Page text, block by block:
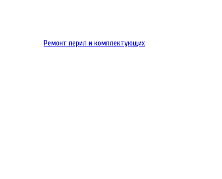
Ремонт перил и комплектующих